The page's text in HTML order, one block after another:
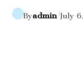
ByadminJuly